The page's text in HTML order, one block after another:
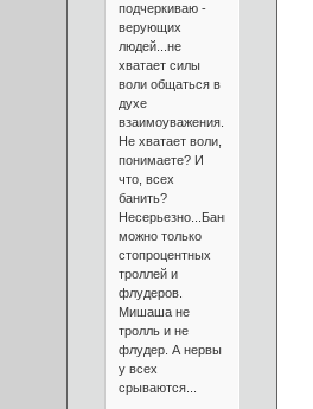
подчеркиваю -
верующих
людей...не
хватает силы
воли общаться в
духе
взаимоуважения.
Не хватает воли,
понимаете? И
что, всех
банить?
Несерьезно...Банить
можно только
стопроцентных
троллей и
флудеров.
Мишаша не
тролль и не
флудер. А нервы
у всех
срываются...